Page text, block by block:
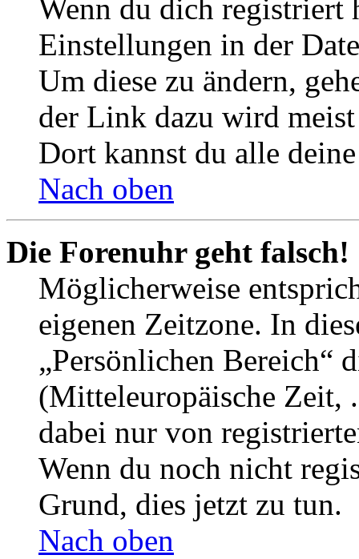
Wenn du dich registriert
Einstellungen in der
Um diese zu ändern,
der Link dazu wird
Dort kannst du alle
Nach oben
Die Forenuhr geht falsch!
Möglicherweise
eigenen Zeitzone. In
„Persönlichen Bereich“
(Mitteleuropäische Zeit,
dabei nur von
Wenn du noch nicht
Grund, dies jetzt zu tun.
Nach oben